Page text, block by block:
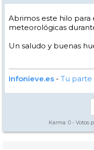
Abrimos este hilo para
meteorológicas
Un saludo y buenas
Infonieve.es - Tu parte
Karma: 0 - Votos